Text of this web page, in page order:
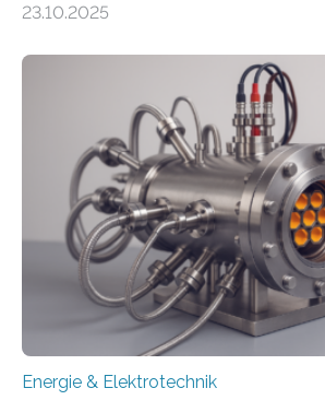
ermöglichen. Doch der dafür nötige
einem „Anschlussstau“. Die Stiftung
Umweltenergierecht hat den
neuen Bericht für die Praxis
Rolle von flexiblen
Netzanschluss von Erneuerbare-
(EE-Anlagen) ist entscheidend für die
Denn ohne Anschluss an das Netz
eingespeist werden. Nach dem
Gesetz (EEG) sind Netzbetreiber…
23.10.2025
Energie & Elektrotechnik